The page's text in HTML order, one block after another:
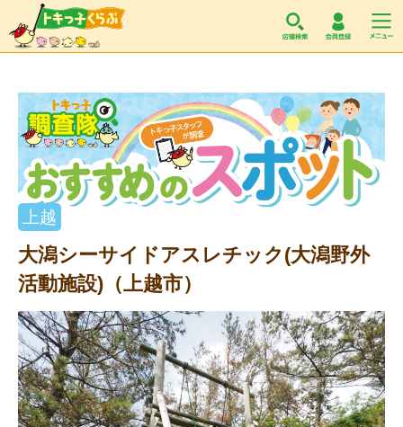
上越
大潟シーサイドアスレチック(大潟野外
活動施設)（上越市）